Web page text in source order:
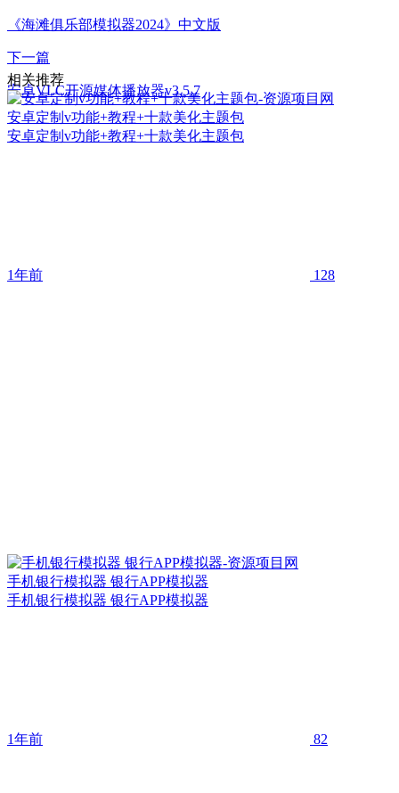
《海滩俱乐部模拟器2024》中文版
下一篇
安卓VLC开源媒体播放器v3.5.7
相关推荐
安卓定制v功能+教程+十款美化主题包
安卓定制v功能+教程+十款美化主题包
1年前 128
手机银行模拟器 银行APP模拟器
手机银行模拟器 银行APP模拟器
1年前 82